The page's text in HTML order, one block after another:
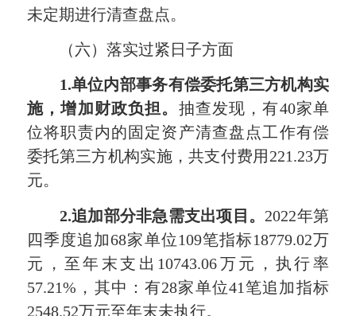
未定期进行清查盘点。
（六）落实过紧日子方面
1.单位内部事务有偿委托第三方机构实
施，增加财政负担。 抽查发现，有40家单
位将职责内的固定资产清查盘点工作有偿
委托第三方机构实施，共支付费用221.23万
元。
2.追加部分非急需支出项目。 2022年第
四季度追加68家单位109笔指标18779.02万
元，至年末支出10743.06万元，执行率
57.21%，其中：有28家单位41笔追加指标
2548.52万元至年末未执行。